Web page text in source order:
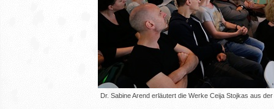
Dr. Sabine Arend erläutert die Werke Ceija Stojkas aus